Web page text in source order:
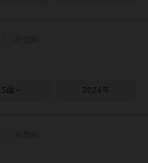
歳～ 2024年